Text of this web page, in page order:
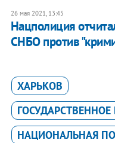
26 мая 2021, 13:45
Нацполиция
СНБО против
ХАРЬКОВ
НАЦИОНАЛЬНАЯ